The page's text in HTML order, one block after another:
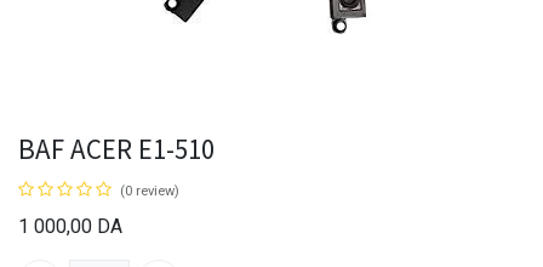
BAF ACER E1-510
(0 review)
1 000,00 DA